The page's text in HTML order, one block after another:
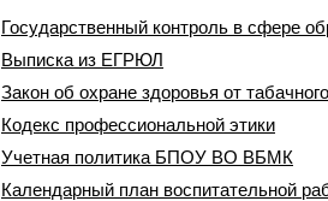
Государственный контроль в сфере
Выписка из ЕГРЮЛ
Закон об охране здоровья от
Кодекс профессиональной этики
Учетная политика БПОУ ВО ВБМК
Календарный план воспитательной